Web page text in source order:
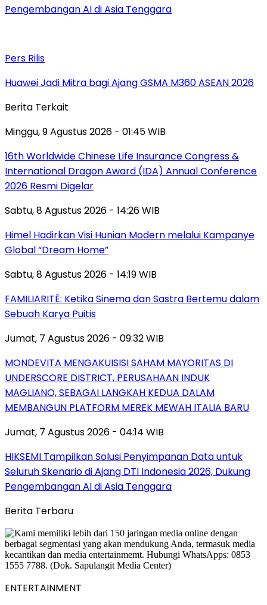
Pengembangan AI di Asia Tenggara
Pers Rilis
Huawei Jadi Mitra bagi Ajang GSMA M360 ASEAN 2026
Berita Terkait
Minggu, 9 Agustus 2026 - 01:45 WIB
16th Worldwide Chinese Life Insurance Congress &
International Dragon Award (IDA) Annual Conference
2026 Resmi Digelar
Sabtu, 8 Agustus 2026 - 14:26 WIB
Himel Hadirkan Visi Hunian Modern melalui Kampanye
Global “Dream Home”
Sabtu, 8 Agustus 2026 - 14:19 WIB
FAMILIARITÉ: Ketika Sinema dan Sastra Bertemu dalam
Sebuah Karya Puitis
Jumat, 7 Agustus 2026 - 09:32 WIB
MONDEVITA MENGAKUISISI SAHAM MAYORITAS DI
UNDERSCORE DISTRICT, PERUSAHAAN INDUK
MAGLIANO, SEBAGAI LANGKAH KEDUA DALAM
MEMBANGUN PLATFORM MEREK MEWAH ITALIA BARU
Jumat, 7 Agustus 2026 - 04:14 WIB
HIKSEMI Tampilkan Solusi Penyimpanan Data untuk
Seluruh Skenario di Ajang DTI Indonesia 2026, Dukung
Pengembangan AI di Asia Tenggara
Berita Terbaru
ENTERTAINMENT